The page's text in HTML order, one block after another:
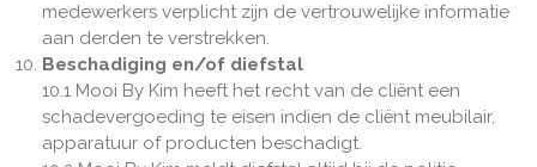
medewerkers verplicht zijn de vertrouwelijke informatie
aan derden te verstrekken.
Beschadiging en/of diefstal
10.1 Mooi By Kim heeft het recht van de cliënt een
schadevergoeding te eisen indien de cliënt meubilair,
apparatuur of producten beschadigt.